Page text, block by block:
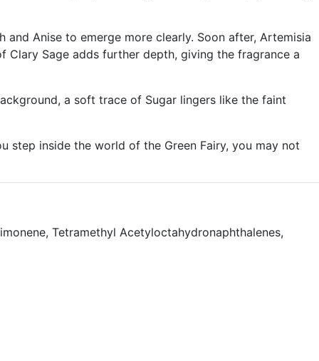
Anise to emerge more clearly. Soon after, Artemisia
Clary Sage adds further depth, giving the fragrance a
a soft trace of Sugar lingers like the faint
step inside the world of the Green Fairy, you may not
Tetramethyl Acetyloctahydronaphthalenes,